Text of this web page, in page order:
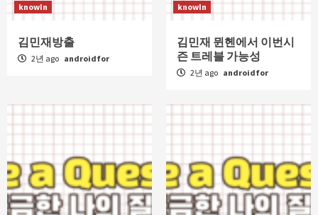
knowIn
김민재방출
2년 ago androidfor
knowIn
김민재 뮌헨에서 이번시
즌 트레블 가능성
2년 ago androidfor